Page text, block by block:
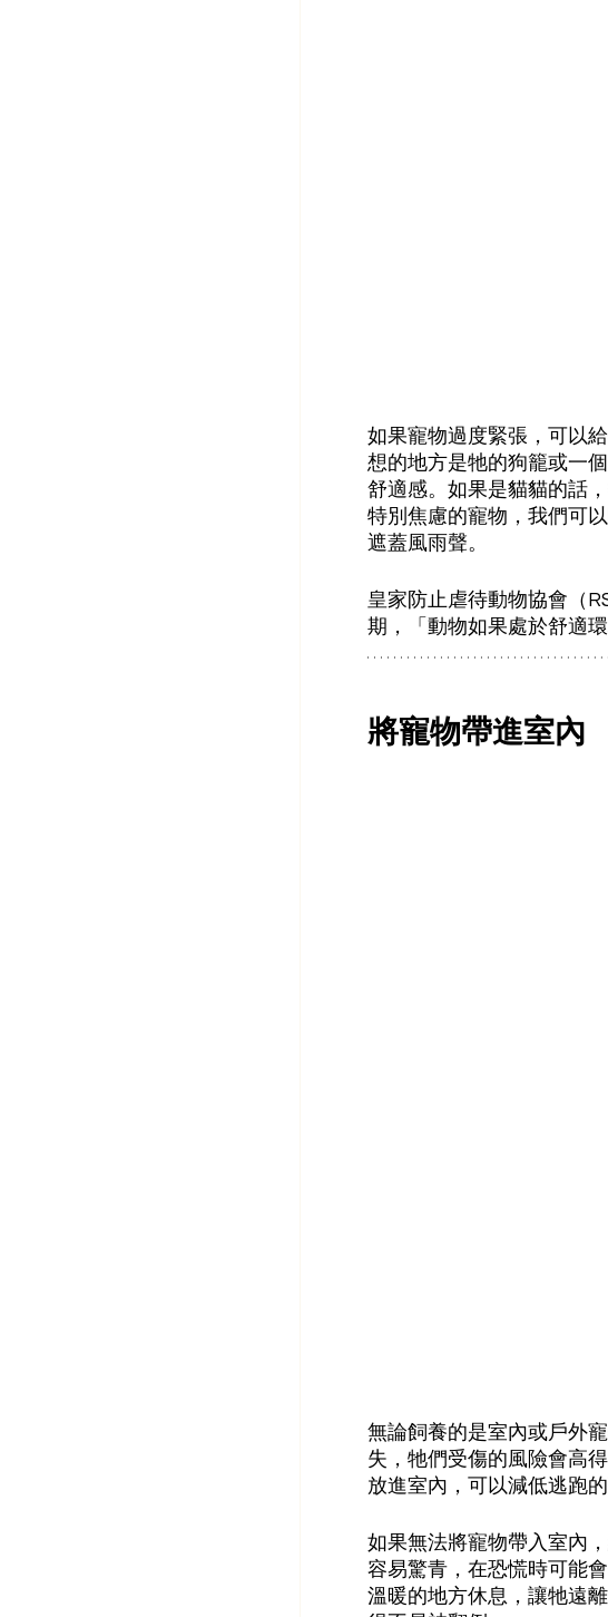
如果寵物過度緊張，可以
想的地方是牠的狗籠或一
舒適感。如果是貓貓的話
特別焦慮的寵物，我們可
遮蓋風雨聲。
皇家防止虐待動物協會（
期，「動物如果處於舒適
將寵物帶進室內
無論飼養的是室內或戶外
失，牠們受傷的風險會高
放進室內，可以減低逃跑
如果無法將寵物帶入室內
容易驚青，在恐慌時可能
溫暖的地方休息，讓牠遠